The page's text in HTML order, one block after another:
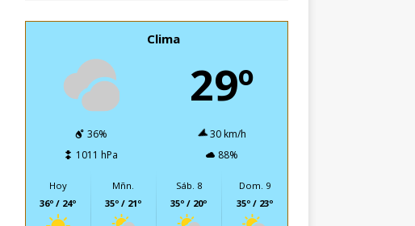
Clima
29º
36%
30 km/h
1011 hPa
88%
Hoy
36º / 24º
Mñn.
35º / 21º
Sáb. 8
35º / 20º
Dom. 9
35º / 23º